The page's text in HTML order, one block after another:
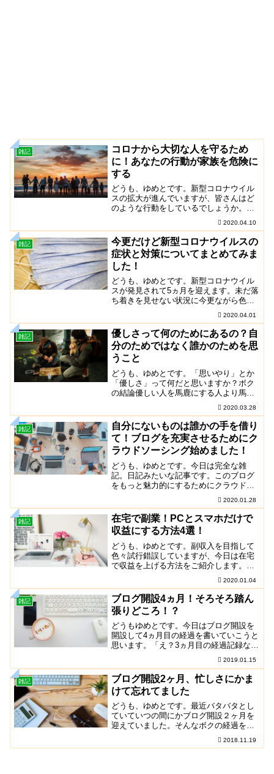
雑記
コロナから大切な人を守るため
に！あなたの行動が家族を危険に
する
どうも、ゆめとです。新型コロナウイル
スの拡大が進んでいますが、皆さんはど
のような行動をしているでしょうか。
「不要不急の外出を避ける」の意味を理
解しましょう。個人的な話ですが、ボク
は山陰地方に住んでいま...
2020.04.10
雑記
今更だけど新型コロナウイルスの
症状と対策についてまとめてみま
した！
どうも、ゆめとです。新型コロナウイル
スが発見されて5ヵ月を迎えます。未だ落
ち着きを見せない状況に今更ながら色々
と調べてまとめてみました。新型コロナ
ウイルスは2019年11月に中国で発見され
ました。渡航...
2020.04.01
雑記
優しさって何のためにあるの？自
分のためではなく誰かのためを思
うこと
どうも、ゆめとです。「思いやり」とか
「優しさ」って何だと思いますか？ボク
の結論優しい人を馬鹿にする人より馬鹿
「ボクはアンパンマンでいたいんです
よ」っていう話をします...
2020.03.28
雑記
自分にないものは誰かの手を借り
て！ブログを充実させるためにク
ラウドソーシング始めました！
どうも、ゆめとです。今日は完全な雑
記。日記みたいな記事です。このブログ
をもっと魅力的にするためにクラウドソ
一人で充実させたいところですが時間は
有限ですし、人にはそれ...
2020.01.28
雑記
在宅で副業！PCとスマホだけで
収益にする方法4選！
どうも、ゆめとです。副収入を目指して
色々試行錯誤していますが、今日は在宅
で収益を上げる方法をご紹介します。在
では聞きなれた言葉になってきましたか
ね。広告収益です。ブ...
2020.01.04
雑記
ブログ開設4ヵ月！そろそろ踏ん
張りどころ！？
どうもゆめとです。今日はブログ開設を
開設して4ヵ月目の経過を書いていこうと
思います。「え？3ヵ月目の経過記録ない
けど？」って思われた皆さんｗそこも書
いていきます。副収入を夢見て始めたこ
のブログも4ヵ月...
2019.01.15
雑記
ブログ開設2ヶ月、忙しさにかま
けて忘れてました
どうも、ゆめとです。最近バタバタとし
ていていつの間にかブログ開設２ヶ月を
迎えていました。そんなボクの経過を書
きます。本業やプライベートの忙しさか
ら最近ブログ更新が疎かになっています
2018.11.19